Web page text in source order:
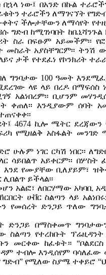
ነው፤ በአንድ በኩል
ተራሮችን ለማገናኘት
ችሎታቸውን ለማሳየት
ግድብ ከሚገነባበት
ስራ በፍፁም አይመችም፡፡
አያስቸግርም፡፡ ትንሽ
ታች የተደፈነ የኮንክሪት
ግንባታው 100 ዓመት
ላዩ ላይ በረዶ በማፍሰስ
አልነበረም፡፡ ቢሆንም
ቀጠለ፡፡ እንዲያውም ሰባት
4674 ኪሎ ሜትር ደረጃውን
የሚዘልቅ አስፋልት መንገድ
ሁሉም ነገር ርካሽ ነበር፡፡
ሳይበልጥ አይቀርም፡፡
የሙያቸው ቢለያይም፣
ሊበልጥ ይችላል፡፡
አልፎ፣ ለበርሃማው አካባቢ
ሁቨር ስልጣን ላይ
የመሰረት ድንጋይ ጥለው
ድንጋይ በማስቀመጥ
የተረከቡት ፕሬዚዳንት
መርቀው ከፈቱት።
ተብሎ እንዲሰየም ባሳለፈው
የሚለው ስያሜ ተቀይሮ